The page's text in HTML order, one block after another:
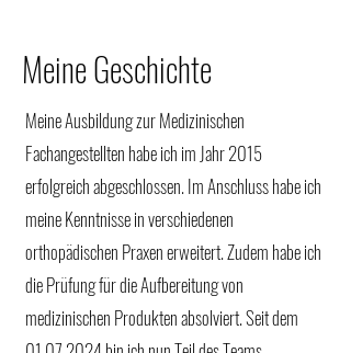
Meine Geschichte
Meine Ausbildung zur Medizinischen
Fachangestellten habe ich im Jahr 2015
erfolgreich abgeschlossen. Im Anschluss habe ich
meine Kenntnisse in verschiedenen
orthopädischen Praxen erweitert. Zudem habe ich
die Prüfung für die Aufbereitung von
medizinischen Produkten absolviert. Seit dem